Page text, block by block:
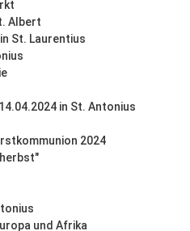
Albert
St. Laurentius
in St. Antonius
2024
und Afrika